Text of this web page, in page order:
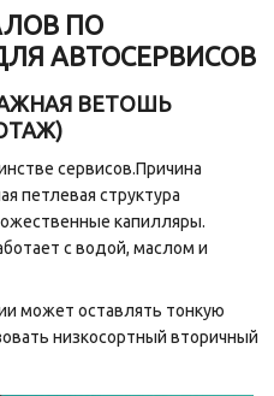
ПО
АВТОСЕРВИСОВ
ВЕТОШЬ
сервисов.Причина
петлевая структура
капилляры.
с водой, маслом и
может оставлять тонкую
низкосортный вторичный